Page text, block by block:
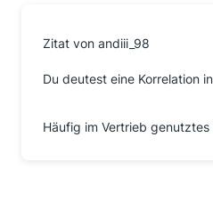
Zitat von andiii_98
Du deutest eine Korrelation
Häufig im Vertrieb